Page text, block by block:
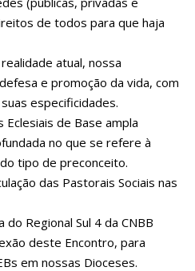
de todos para que haja
atual, nossa
e promoção da vida, com
especificidades.
Eclesiais de Base ampla
no que se refere à
tipo de preconceito.
das Pastorais Sociais nas
do Regional Sul 4 da CNBB
deste Encontro, para
em nossas Dioceses.